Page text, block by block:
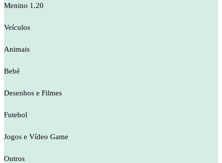
Menino 1.20
Veículos
Animais
Bebé
Desenhos e Filmes
Futebol
Jogos e Vídeo Game
Outros